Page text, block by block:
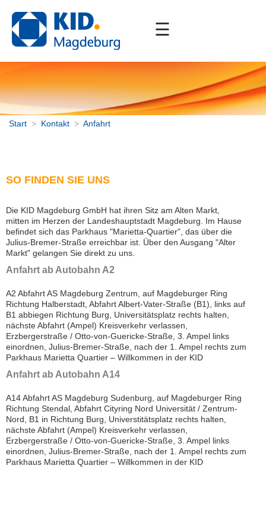
Start
Unternehmen
Portfolio
Downloads
ServiceDesk
Datenschutz
Streitbeilegung
Barrierefreiheit
Kundenzeitschrift
SERVER
Support
Interner
Bereich
S
e
r
v
i
c
☰
Start > Kontakt > Anfahrt
SO FINDEN SIE UNS
Die KID Magdeburg GmbH hat ihren Sitz am Alten Markt,
mitten im Herzen der Landeshauptstadt Magdeburg. Im Hause
befindet sich das Parkhaus "Marietta-Quartier", das über die
Julius-Bremer-Straße erreichbar ist. Über den Ausgang "Alter
Markt" gelangen Sie direkt zu uns.
Anfahrt ab Autobahn A2
A2 Abfahrt AS Magdeburg Zentrum, auf Magdeburger Ring
Richtung Halberstadt, Abfahrt Albert-Vater-Straße (B1), links auf
B1 abbiegen Richtung Burg, Universitätsplatz rechts halten,
nächste Abfahrt (Ampel) Kreisverkehr verlassen,
Erzbergerstraße / Otto-von-Guericke-Straße, 3. Ampel links
einordnen, Julius-Bremer-Straße, nach der 1. Ampel rechts zum
Parkhaus Marietta Quartier – Willkommen in der KID
Anfahrt ab Autobahn A14
A14 Abfahrt AS Magdeburg Sudenburg, auf Magdeburger Ring
Richtung Stendal, Abfahrt Cityring Nord Universität / Zentrum-
Nord, B1 in Richtung Burg, Universtitätsplatz rechts halten,
nächste Abfahrt (Ampel) Kreisverkehr verlassen,
Erzbergerstraße / Otto-von-Guericke-Straße, 3. Ampel links
einordnen, Julius-Bremer-Straße, nach der 1. Ampel rechts zum
Parkhaus Marietta Quartier – Willkommen in der KID